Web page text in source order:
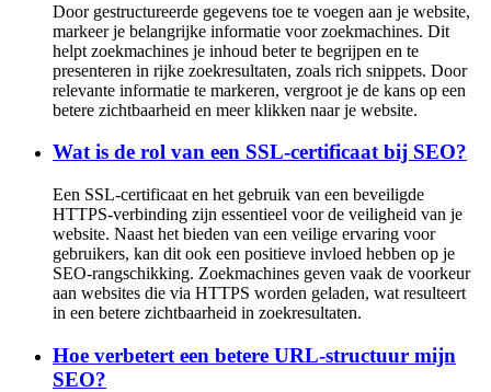
Door gestructureerde gegevens toe te voegen aan je website,
markeer je belangrijke informatie voor zoekmachines. Dit
helpt zoekmachines je inhoud beter te begrijpen en te
presenteren in rijke zoekresultaten, zoals rich snippets. Door
relevante informatie te markeren, vergroot je de kans op een
betere zichtbaarheid en meer klikken naar je website.
Wat is de rol van een SSL-certificaat bij SEO?
Een SSL-certificaat en het gebruik van een beveiligde
HTTPS-verbinding zijn essentieel voor de veiligheid van je
website. Naast het bieden van een veilige ervaring voor
gebruikers, kan dit ook een positieve invloed hebben op je
SEO-rangschikking. Zoekmachines geven vaak de voorkeur
aan websites die via HTTPS worden geladen, wat resulteert
in een betere zichtbaarheid in zoekresultaten.
Hoe verbetert een betere URL-structuur mijn
SEO?